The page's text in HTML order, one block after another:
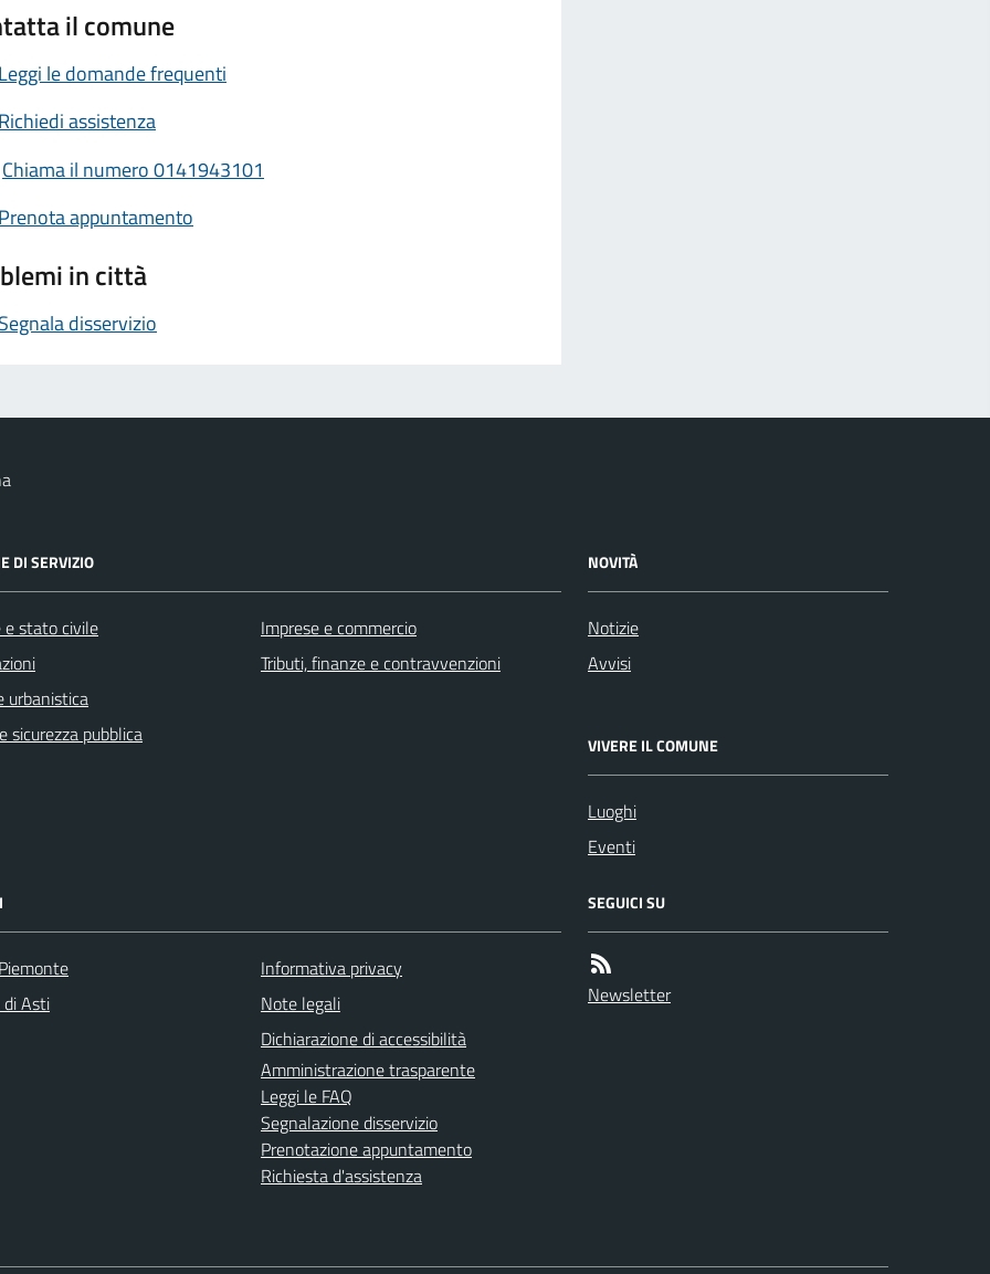
il comune
Leggi le domande frequenti
Richiedi assistenza
Chiama il numero 0141943101
Prenota appuntamento
in città
Segnala disservizio
DI SERVIZIO
e stato civile
urbanistica
sicurezza pubblica
Imprese e commercio
Tributi, finanze e contravvenzioni
NOVITÀ
Notizie
Avvisi
VIVERE IL COMUNE
Luoghi
Eventi
di Asti
Informativa privacy
Note legali
Dichiarazione di accessibilità
Amministrazione trasparente
Leggi le FAQ
Segnalazione disservizio
Prenotazione appuntamento
Richiesta d'assistenza
SEGUICI SU
Newsletter